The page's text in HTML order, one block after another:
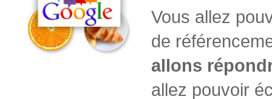
Vous allez
de
allons
allez pouvoir